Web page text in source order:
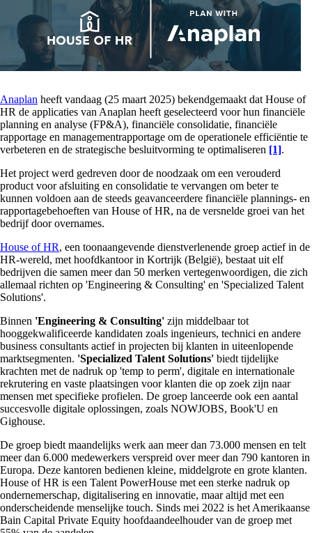
Anaplan heeft vandaag (25 maart 2025) bekendgemaakt dat House of
HR de applicaties van Anaplan heeft geselecteerd voor hun financiële
planning en analyse (FP&A), financiële consolidatie, financiële
rapportage en managementrapportage om de operationele efficiëntie te
verbeteren en de strategische besluitvorming te optimaliseren [1].
Het project werd gedreven door de noodzaak om een verouderd
product voor afsluiting en consolidatie te vervangen om beter te
kunnen voldoen aan de steeds geavanceerdere financiële plannings- en
rapportagebehoeften van House of HR, na de versnelde groei van het
bedrijf door overnames.
House of HR, een toonaangevende dienstverlenende groep actief in de
HR-wereld, met hoofdkantoor in Kortrijk (België), bestaat uit elf
bedrijven die samen meer dan 50 merken vertegenwoordigen, die zich
allemaal richten op 'Engineering & Consulting' en 'Specialized Talent
Solutions'.
Binnen 'Engineering & Consulting' zijn middelbaar tot
hooggekwalificeerde kandidaten zoals ingenieurs, technici en andere
business consultants actief in projecten bij klanten in uiteenlopende
marktsegmenten. 'Specialized Talent Solutions' biedt tijdelijke
krachten met de nadruk op 'temp to perm', digitale en internationale
rekrutering en vaste plaatsingen voor klanten die op zoek zijn naar
mensen met specifieke profielen. De groep lanceerde ook een aantal
succesvolle digitale oplossingen, zoals NOWJOBS, Book'U en
Gighouse.
De groep biedt maandelijks werk aan meer dan 73.000 mensen en telt
meer dan 6.000 medewerkers verspreid over meer dan 790 kantoren in
Europa. Deze kantoren bedienen kleine, middelgrote en grote klanten.
House of HR is een Talent PowerHouse met een sterke nadruk op
ondernemerschap, digitalisering en innovatie, maar altijd met een
onderscheidende menselijke touch. Sinds mei 2022 is het Amerikaanse
Bain Capital Private Equity hoofdaandeelhouder van de groep met